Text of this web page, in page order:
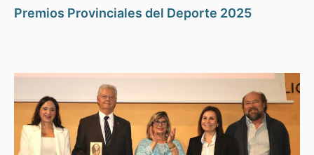
Premios Provinciales del Deporte 2025